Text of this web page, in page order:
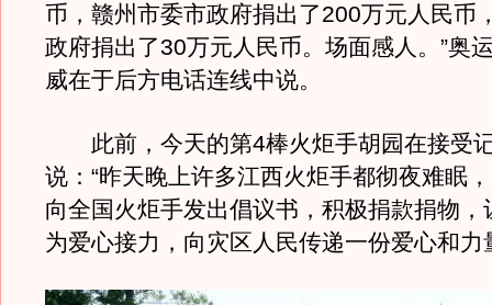
币，赣州市委市政府捐出了200万元人民币
政府捐出了30万元人民币。场面感人。”奥
威在于后方电话连线中说。
此前，今天的第4棒火炬手胡园在接受
说：“昨天晚上许多江西火炬手都彻夜难眠
向全国火炬手发出倡议书，积极捐款捐物，
为爱心接力，向灾区人民传递一份爱心